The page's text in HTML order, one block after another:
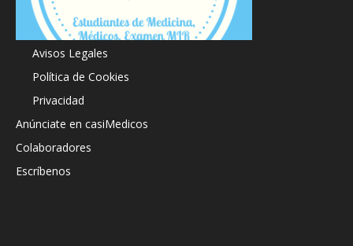
Acerca de
Avisos Legales
Política de Cookies
Privacidad
Anúnciate en casiMedicos
Colaboradores
Escríbenos